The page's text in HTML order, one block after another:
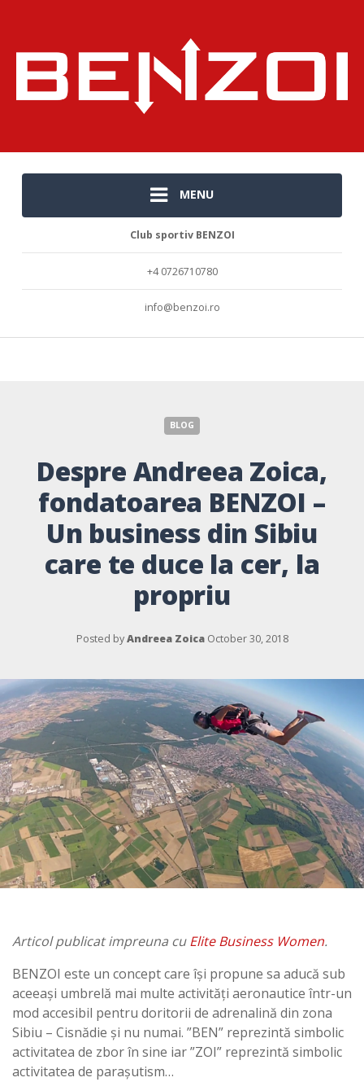
MENU
Club sportiv BENZOI
+4 0726710780
info@benzoi.ro
BLOG
Despre Andreea Zoica,
fondatoarea BENZOI –
Un business din Sibiu
care te duce la cer, la
propriu
Posted byAndreea Zoica October 30, 2018
Articol publicat impreuna cuElite Business Women.
BENZOI este un concept care își propune sa aducă sub
aceeași umbrelă mai multe activități aeronautice într-un
mod accesibil pentru doritorii de adrenalină din zona
Sibiu – Cisnădie și nu numai. ”BEN” reprezintă simbolic
activitatea de zbor în sine iar ”ZOI” reprezintă simbolic
activitatea de parașutism…